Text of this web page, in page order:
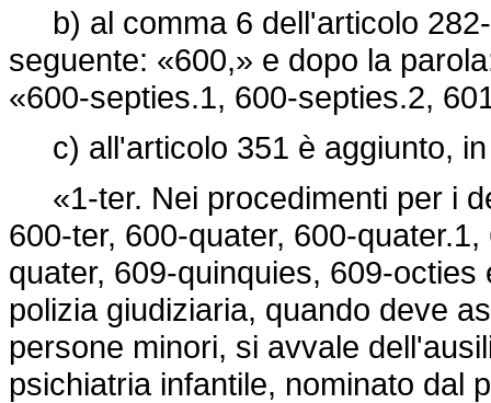
b) al comma 6 dell'articolo
seguente: «600,» e dopo la
«600-septies.1, 600-septies.2,
c) all'articolo 351 è aggiunto, in
«1-ter. Nei procedimenti per i
600-ter, 600-quater, 600-
quater, 609-quinquies, 609-
polizia giudiziaria, quando deve
persone minori, si avvale
psichiatria infantile, nominato dal